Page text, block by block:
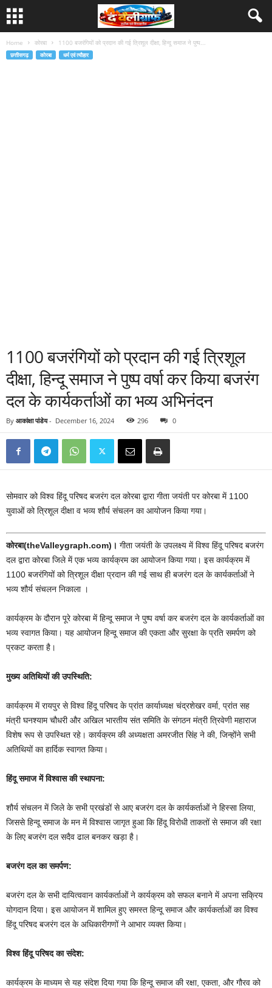
Home कोरबा 1100 बजरंगियों को प्रदान की गई त्रिशूल दीक्षा, हिन्दू समाज ने पुष्प...
छत्तीसगढ़ कोरबा धर्म एवं त्यौहार
1100 बजरंगियों को प्रदान की गई त्रिशूल
दीक्षा, हिन्दू समाज ने पुष्प वर्षा कर किया बजरंग
दल के कार्यकर्ताओं का भव्य अभिनंदन
By आकांक्षा पांडेय- December 16, 2024 296 0
सोमवार को विश्व हिंदू परिषद बजरंग दल कोरबा द्वारा गीता जयंती पर कोरबा में 1100
युवाओं को त्रिशूल दीक्षा व भव्य शौर्य संचलन का आयोजन किया गया।
कोरबा(theValleygraph.com)। गीता जयंती के उपलक्ष्य में विश्व हिंदू परिषद बजरंग
दल द्वारा कोरबा जिले में एक भव्य कार्यक्रम का आयोजन किया गया। इस कार्यक्रम में
1100 बजरंगियों को त्रिशूल दीक्षा प्रदान की गई साथ ही बजरंग दल के कार्यकर्ताओं ने
भव्य शौर्य संचलन निकाला ।
कार्यक्रम के दौरान पूरे कोरबा में हिन्दू समाज ने पुष्प वर्षा कर बजरंग दल के कार्यकर्ताओं का
भव्य स्वागत किया। यह आयोजन हिन्दू समाज की एकता और सुरक्षा के प्रति समर्पण को
प्रकट करता है।
मुख्य अतिथियों की उपस्थिति:
कार्यक्रम में रायपुर से विश्व हिंदू परिषद के प्रांत कार्याध्यक्ष चंद्रशेखर वर्मा, प्रांत सह
मंत्री घनश्याम चौधरी और अखिल भारतीय संत समिति के संगठन मंत्री त्रिवेणी महाराज
विशेष रूप से उपस्थित रहे। कार्यक्रम की अध्यक्षता अमरजीत सिंह ने की, जिन्होंने सभी
अतिथियों का हार्दिक स्वागत किया।
हिंदू समाज में विश्वास की स्थापना:
शौर्य संचलन में जिले के सभी प्रखंडों से आए बजरंग दल के कार्यकर्ताओं ने हिस्सा लिया,
जिससे हिन्दू समाज के मन में विश्वास जागृत हुआ कि हिंदू विरोधी ताकतों से समाज की रक्षा
के लिए बजरंग दल सदैव ढाल बनकर खड़ा है।
बजरंग दल का समर्पण:
बजरंग दल के सभी दायित्ववान कार्यकर्ताओं ने कार्यक्रम को सफल बनाने में अपना सक्रिय
योगदान दिया। इस आयोजन में शामिल हुए समस्त हिन्दू समाज और कार्यकर्ताओं का विश्व
हिंदू परिषद बजरंग दल के अधिकारीगणों ने आभार व्यक्त किया।
विश्व हिंदू परिषद का संदेश:
कार्यक्रम के माध्यम से यह संदेश दिया गया कि हिन्दू समाज की रक्षा, एकता, और गौरव को